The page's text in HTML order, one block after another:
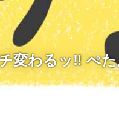
変わるッ‼ ぺ